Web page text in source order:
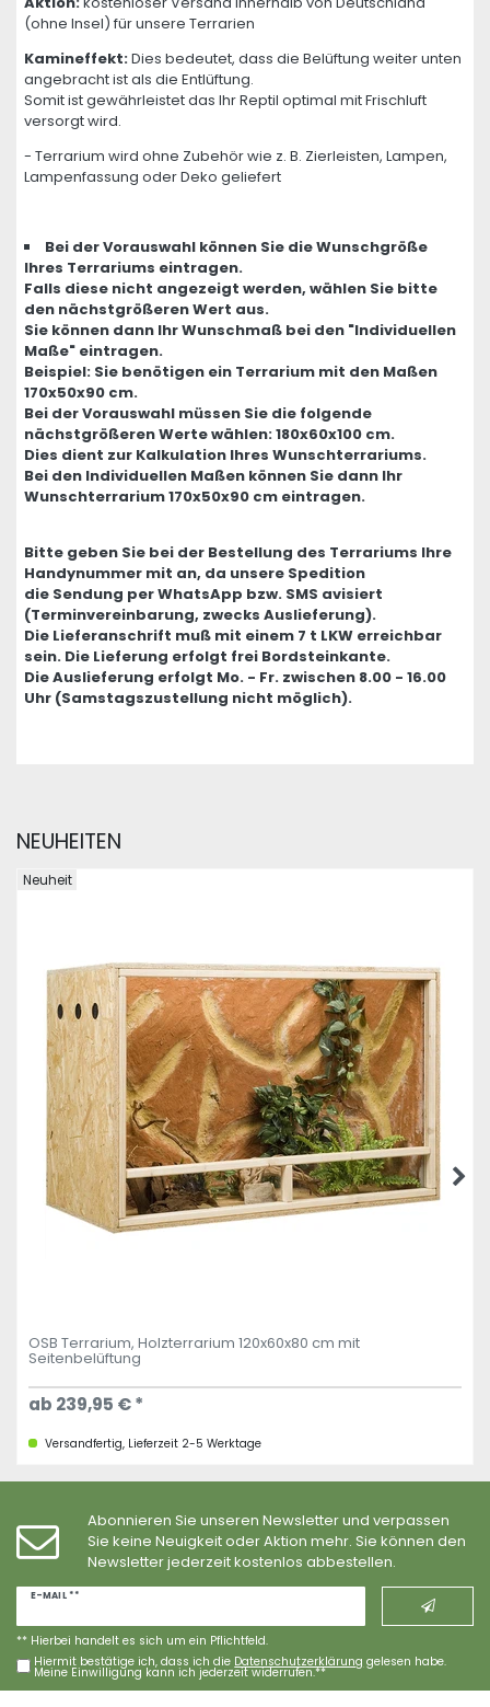
(ohne Insel) für unsere Terrarien
Kamineffekt:Dies bedeutet, dass die Belüftung weiter unten
angebracht ist als die Entlüftung.
Somit ist gewährleistet das Ihr Reptil optimal mit Frischluft
versorgt wird.
- Terrarium wird ohne Zubehör wie z. B. Zierleisten, Lampen,
Lampenfassung oder Deko geliefert
Bei der Vorauswahl können Sie die Wunschgröße
Ihres Terrariums eintragen.
Falls diese nicht angezeigt werden, wählen Sie bitte
den nächstgrößeren Wert aus.
Sie können dann Ihr Wunschmaß bei den "Individuellen
Maße" eintragen.
Beispiel: Sie benötigen ein Terrarium mit den Maßen
170x50x90 cm.
Bei der Vorauswahl müssen Sie die folgende
nächstgrößeren Werte wählen: 180x60x100 cm.
Dies dient zur Kalkulation Ihres Wunschterrariums.
Bei den Individuellen Maßen können Sie dann Ihr
Wunschterrarium 170x50x90 cm eintragen.
Bitte geben Sie bei der Bestellung des Terrariums Ihre
Handynummer mit an, da unsere Spedition
die Sendung per WhatsApp bzw. SMS avisiert
(Terminvereinbarung, zwecks Auslieferung).
Die Lieferanschrift muß mit einem 7 t LKW erreichbar
sein. Die Lieferung erfolgt frei Bordsteinkante.
Die Auslieferung erfolgt Mo. - Fr. zwischen 8.00 - 16.00
Uhr (Samstagszustellung nicht möglich).
NEUHEITEN
Neuheit
OSB Terrarium, Holzterrarium 120x60x80 cm mit
Seitenbelüftung
ab 239,95 € *
Versandfertig, Lieferzeit 2-5 Werktage
Abonnieren Sie unseren Newsletter und verpassen
Sie keine Neuigkeit oder Aktion mehr. Sie können den
Newsletter jederzeit kostenlos abbestellen.
E-MAIL **
Newsletter
Hiermit bestätige ich, dass ich die Daten­schutz­erklärung gelesen habe.
Meine Einwilligung kann ich jederzeit widerrufen.**
** Hierbei handelt es sich um ein Pflichtfeld.